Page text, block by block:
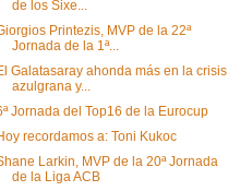
de los Sixe...
Printezis, MVP de la 22ª
Jornada de la 1ª...
Galatasaray ahonda más en la crisis
azulgrana y...
Jornada del Top16 de la Eurocup
recordamos a: Toni Kukoc
Larkin, MVP de la 20ª Jornada
de la Liga ACB